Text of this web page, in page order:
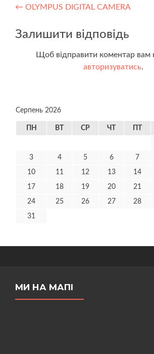
Навігація
записів
← OLYMPUS DIGITAL CAMERA
Залишити відповідь
Щоб відправити коментар вам
авторизуватись.
Серпень 2026
ПН ВТ СР ЧТ
3 4 5 6 7
10 11 12 13 14
17 18 19 20 21
24 25 26 27 28
31
МИ НА МАПІ